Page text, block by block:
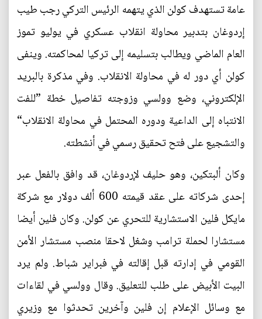
عامة تستهدف كولن الذي يتهمه الرئيس التركي رجب طيب
إردوغان بتدبير محاولة انقلاب عسكري في يوليو تموز
العام الماضي ويطالب بتسليمه إلى تركيا لمحاكمته. وينفى
كولن أي دور له في محاولة الانقلاب. وفي مذكرة بالبريد
الإلكتروني، وضع وولسي وزوجته تفاصيل خطة ”للفت
الانتباه إلى الداعية ودوره المحتمل في محاولة الانقلاب“
والتشجيع على فتح تحقيق رسمي في أنشطته.
وكان ألبتكين، وهو حليف لإردوغان، قد وافق بالفعل عبر
إحدى شركاته على عقد قيمته 600 ألف دولار مع شركة
مايكل فلين الاستشارية للتحري عن كولن. وكان فلين أيضا
مستشارا لحملة ترامب وشغل لاحقا منصب مستشار الأمن
القومي في إدارته قبل إقالته في فبراير شباط. ولم يرد
البيت الأبيض على طلب للتعليق. وقال وولسي في لقاءات
مع وسائل الإعلام إن فلين وآخرين تحدثوا مع وزيري